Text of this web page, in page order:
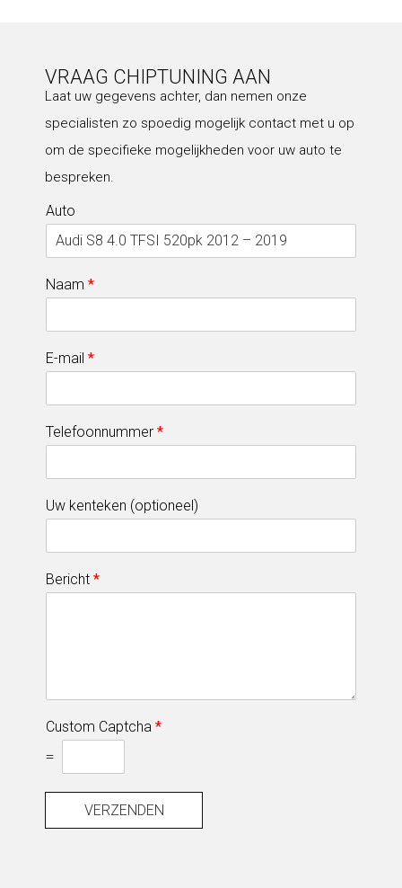
VRAAG CHIPTUNING AAN
Laat uw gegevens achter, dan nemen onze
specialisten zo spoedig mogelijk contact met u op
om de specifieke mogelijkheden voor uw auto te
bespreken.
Auto
Naam *
E-mail *
Telefoonnummer *
Uw kenteken (optioneel)
Bericht *
Custom Captcha *
=
VERZENDEN